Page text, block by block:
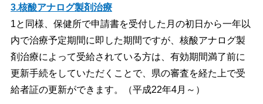
3.核酸アナログ製剤治療
1と同様、保健所で申請書を受付した月の初日から一年以
内で治療予定期間に即した期間ですが、核酸アナログ製
剤治療によって受給されている方は、有効期間満了前に
更新手続をしていただくことで、県の審査を経た上で受
給者証の更新ができます。（平成22年4月～）